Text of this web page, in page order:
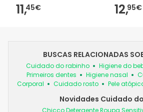
11,45€ 12,95€
BUSCAS RELACIONADAS
Cuidado do rabinho Higiene do
Primeiros dentes
Higiene nasal
Corporal
Cuidado rosto Pele
Novidades Cuidado
Chicco Detergente Roupa